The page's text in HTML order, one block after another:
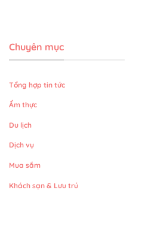
Chuyên mục
Tổng hợp tin tức
Ẩm thực
Du lịch
Dịch vụ
Mua sắm
Khách sạn & Lưu trú